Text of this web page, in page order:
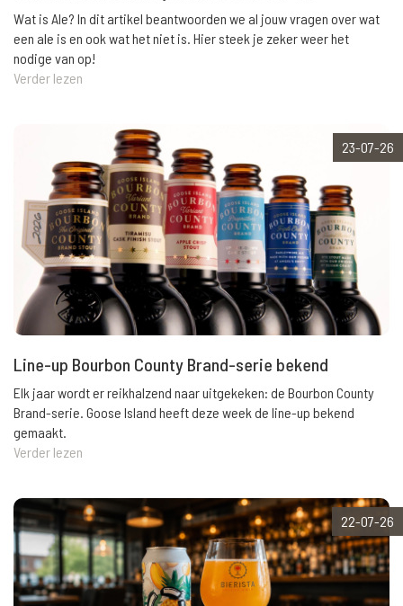
Wat is Ale? In dit artikel beantwoorden we al jouw vragen over wat
een ale is en ook wat het niet is. Hier steek je zeker weer het
nodige van op!
Verder lezen
23-07-26
Line-up Bourbon County Brand-serie bekend
Elk jaar wordt er reikhalzend naar uitgekeken: de Bourbon County
Brand-serie. Goose Island heeft deze week de line-up bekend
gemaakt.
Verder lezen
22-07-26